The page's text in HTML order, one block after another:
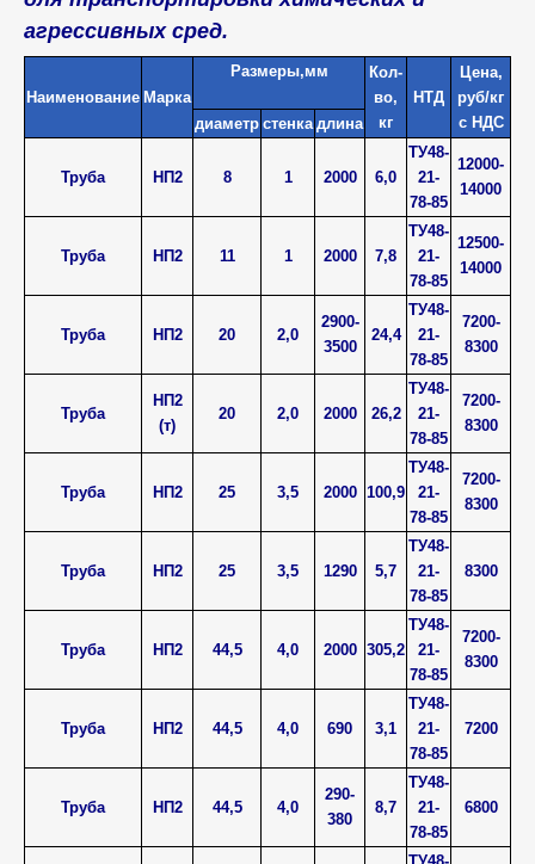
агрессивных сред.
Наименование Марка
Размеры,мм
Кол-
во,
кг
НТД
Цена,
руб/кг
с НДС
диаметр стенка длина
Труба НП2 8 1 2000 6,0
ТУ48-
21-
78-85
12000-
14000
Труба НП2 11 1 2000 7,8
ТУ48-
21-
78-85
12500-
14000
Труба НП2 20 2,0
2900-
3500
24,4
ТУ48-
21-
78-85
7200-
8300
Труба
НП2
(т)
20 2,0 2000 26,2
ТУ48-
21-
78-85
7200-
8300
Труба НП2 25 3,5 2000 100,9
ТУ48-
21-
78-85
7200-
8300
Труба НП2 25 3,5 1290 5,7
ТУ48-
21-
78-85
8300
Труба НП2 44,5 4,0 2000 305,2
ТУ48-
21-
78-85
7200-
8300
Труба НП2 44,5 4,0 690 3,1
ТУ48-
21-
78-85
7200
Труба НП2 44,5 4,0
290-
380
8,7
ТУ48-
21-
78-85
6800